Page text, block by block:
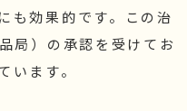
も効果的です。この治
局）の承認を受けてお
います。